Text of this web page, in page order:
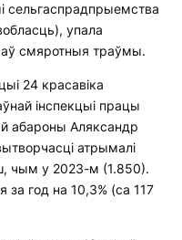
сельгаспрадпрыемства
упала
смяротныя траўмы.
24 красавіка
інспекцыі працы
абароны Аляксандр
атрымалі
чым у 2023-м (1.850).
за год на 10,3% (са 117